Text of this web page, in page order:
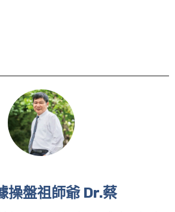
操盤祖師爺 Dr.蔡